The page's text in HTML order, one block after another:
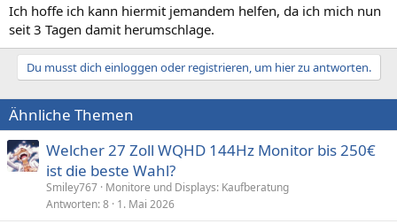
Ich hoffe ich kann hiermit jemandem helfen, da ich mich nun
seit 3 Tagen damit herumschlage.
Du musst dich einloggen oder registrieren, um hier zu antworten.
Ähnliche Themen
Welcher 27 Zoll WQHD 144Hz Monitor bis 250€
ist die beste Wahl?
Smiley767 Monitore und Displays: Kaufberatung
Antworten 8 1. Mai 2026